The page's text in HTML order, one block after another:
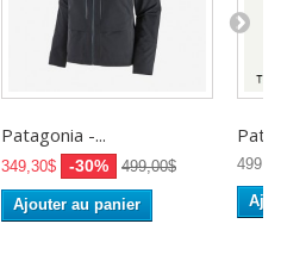
Patagonia -...
349,30$ -30% 499,00$
Ajouter au panier